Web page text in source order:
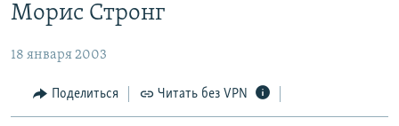
содержанию
Вернутся
навигации
Вернутся
КУЛЬТУРА
IDEL.РЕАЛИИ
Морис Стронг
18 января 2003
Поделиться Читать без VPN